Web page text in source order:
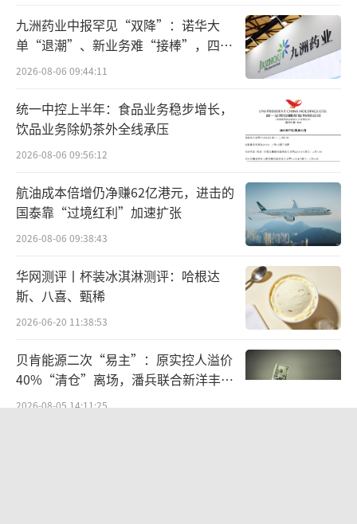
啤酒中的嘌呤含量并不高，属于低嘌呤食
品，在酒类中也不属于最高的一款，所以啤酒
中的嘌呤并不是引起尿酸升高的因素。
低嘌呤≤500mg/kg大米、大麦、鸡蛋、牛
奶、汽水、巧克力、水果、蔬菜
中嘌呤500-1500mg/kg猪肉、鱼、虾、黑
豆、绿豆、芝麻、豆腐
高嘌呤 1500-5000mg/kg 黄豆芽、菜花、
海鳗、动物内脏、蛤蜊
第三届问酒论坛聚专家之力，解大众之
有更多的专家、学者和媒体力量投入，不断强
化与消费者之间的沟通与交流，真正帮助消费
者把酒“问清楚、喝明白”。
九洲药业中报罕见“双降”：诺华大
单“退潮”、新业务难“接棒”，四大
难关待闯
2026-08-06 09:44:11
统一中控上半年：食品业务稳步增长，
饮品业务除奶茶外全线承压
2026-08-06 09:56:12
航油成本倍增仍净赚62亿港元，进击的
国泰靠“过境红利”加速扩张
2026-08-06 09:38:43
华网测评丨杯装冰淇淋测评：哈根达
斯、八喜、甄稀
2026-06-20 11:38:53
贝肯能源二次“易主”：原实控人溢价
40%“清仓”离场，潘兵联合新洋丰、
宏科百世拟入主
2026-08-05 14:11:25